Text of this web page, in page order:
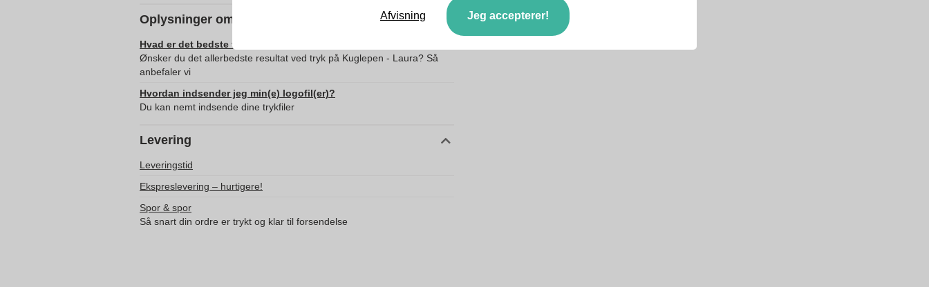
Oplysninger om levering af data
Hvad er det bedste format til at indsende mine filer?
Ønsker du det allerbedste resultat ved tryk på Kuglepen - Laura? Så
anbefaler vi
Hvordan indsender jeg min(e) logofil(er)?
Du kan nemt indsende dine trykfiler
Levering
Leveringstid
Ekspreslevering – hurtigere!
Spor & spor
Så snart din ordre er trykt og klar til forsendelse
Afvisning Jeg accepterer!